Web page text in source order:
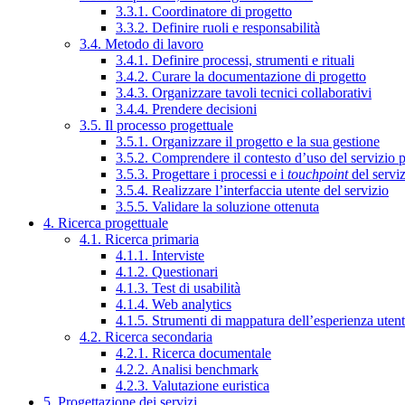
3.3.1. Coordinatore di progetto
3.3.2. Definire ruoli e responsabilità
3.4. Metodo di lavoro
3.4.1. Definire processi, strumenti e rituali
3.4.2. Curare la documentazione di progetto
3.4.3. Organizzare tavoli tecnici collaborativi
3.4.4. Prendere decisioni
3.5. Il processo progettuale
3.5.1. Organizzare il progetto e la sua gestione
3.5.2. Comprendere il contesto d’uso del servizio
3.5.3. Progettare i processi e i touchpointdel
3.5.4. Realizzare l’interfaccia utente del servizio
3.5.5. Validare la soluzione ottenuta
4. Ricerca progettuale
4.1. Ricerca primaria
4.1.1. Interviste
4.1.2. Questionari
4.1.3. Test di usabilità
4.1.4. Web analytics
4.1.5. Strumenti di mappatura dell’esperienza
4.2. Ricerca secondaria
4.2.1. Ricerca documentale
4.2.2. Analisi benchmark
4.2.3. Valutazione euristica
5. Progettazione dei servizi